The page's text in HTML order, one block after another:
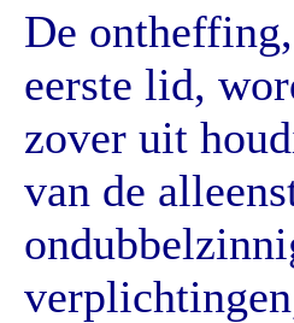
De
eerste lid,
zover uit
van de